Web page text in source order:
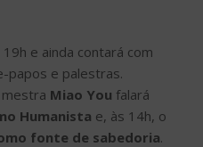
e ainda contará com
papos e palestras.
mestra Miao You falará
Humanista e, às 14h, o
fonte de sabedoria.